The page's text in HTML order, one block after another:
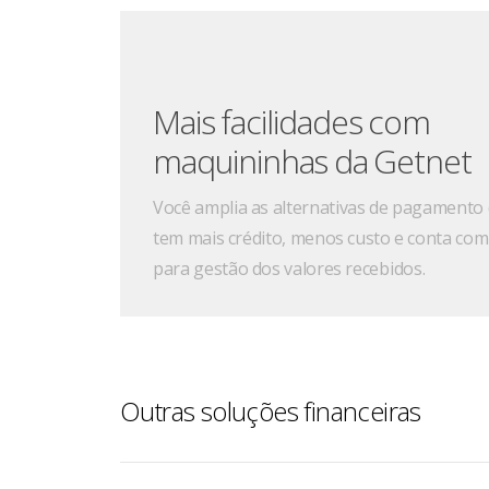
Mais facilidades com
maquininhas da Getnet
Você amplia as alternativas de pagamento
tem mais crédito, menos custo e conta
para gestão dos valores recebidos.
Outras soluções financeiras